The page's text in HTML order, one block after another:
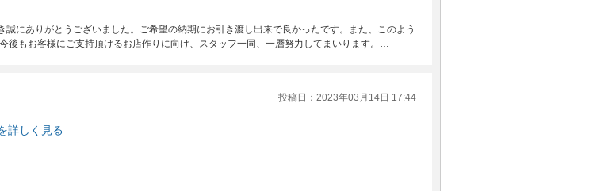
にありがとうございました。ご希望の納期にお引き渡し出来で良かったです。また、このよう
後もお客様にご支持頂けるお店作りに向け、スタッフ一同、一層努力してまいります。…
投稿日：2023年03月14日 17:44
詳しく見る